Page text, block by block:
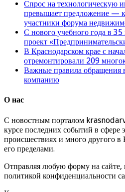
Спрос на технологическую
превышает предложение —
участники форума
С нового учебного года в
проект
В Краснодарском крае с
отремонтировали 209
Важные правила обращения
компанию
О нас
С новостным порталом
курсе последних событий в сфере
происшествиях и много другого в
его пределами.
Отправляя любую форму на сайте,
политикой конфиденциальности